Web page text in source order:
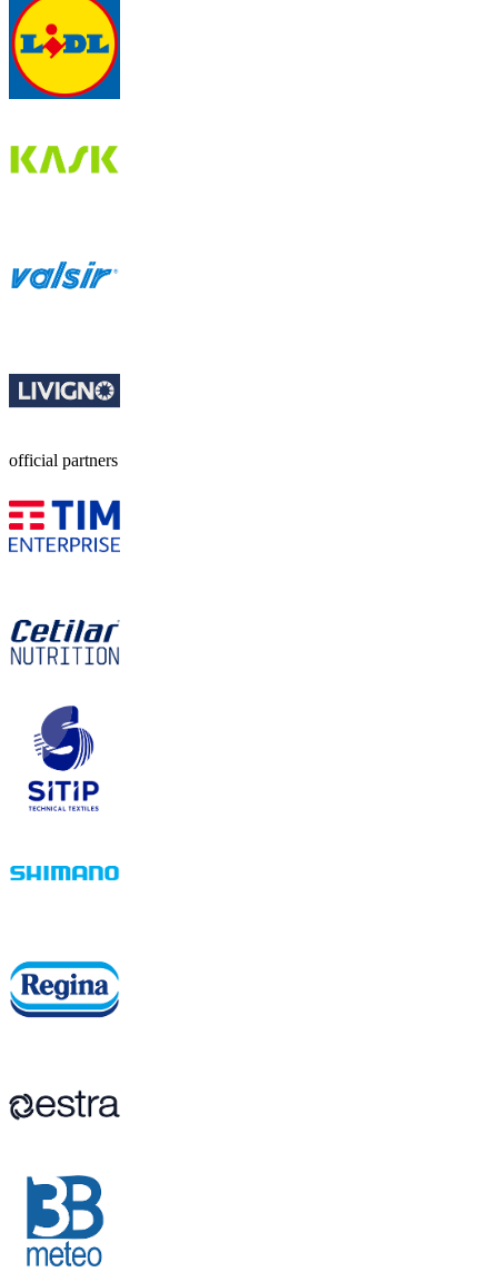
official partners